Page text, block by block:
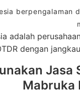
adalah
dengan
Jasa
Mabruka